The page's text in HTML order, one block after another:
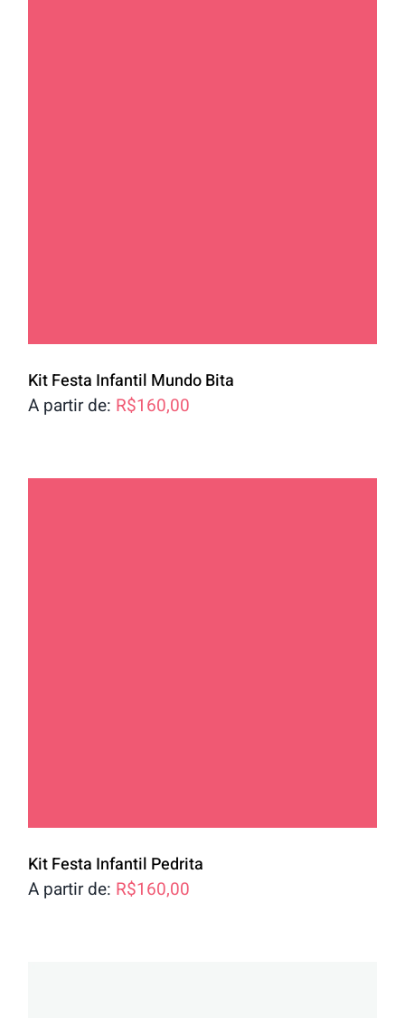
Kit Festa Infantil Mundo Bita
A partir de: R$160,00
Kit Festa Infantil Pedrita
A partir de: R$160,00